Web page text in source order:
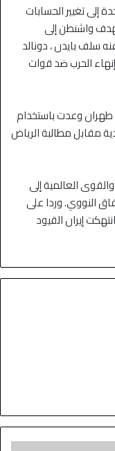
إلى تغيير الحسابات
واشنطن إلى
سلف بايدن ، دونالد
الحرب ضد قوات
طهران وعدت باستخدام
مقابل مطالبة الرياض
العالمية إلى
النووي. وردا على
التي أعاد ترامب فرضها منذ 2018 ، انتهكت إيران القيود